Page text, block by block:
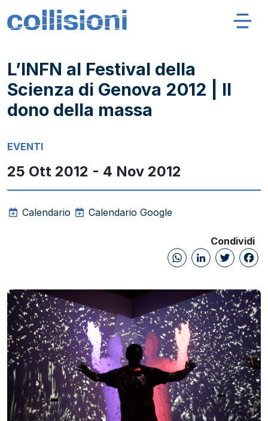
Salta al contenuto
Navigazione principale
L’INFN al Festival della
Scienza di Genova 2012 | Il
dono della massa
EVENTI
25 Ott 2012 - 4 Nov 2012
Calendario Calendario Google
Condividi